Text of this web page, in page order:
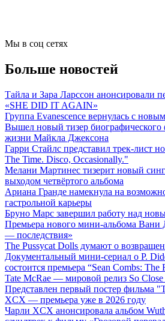
Мы в соц сетях
Больше новостей
Тайла и Зара Ларссон анонсировали
«SHE DID IT AGAIN»
Группа Evanescence вернулась с
Вышел новый тизер
жизни Майкла Джексона
Гарри Стайлс представил трек-лист
The Time. Disco, Occasionally."
Мелани Мартинес тизерит новый
выходом четвёртого альбома
Ариана Гранде намекнула на
гастрольной карьеры
Бруно Марс завершил работу над
Премьера нового мини-альбома
— последствия»
The Pussycat Dolls думают о
Документальный мини-сериал о P.
состоится премьера “Sean Combs: The
Tate McRae — мировой релиз So Close
Представлен первый постер фильма
XCX — премьера уже в 2026 году
Чарли XCX анонсировала альбом